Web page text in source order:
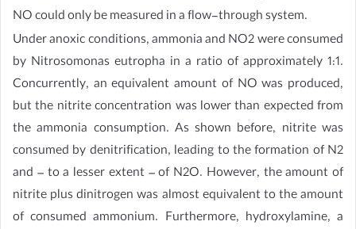
NO could only be measured in a flow-through system.
Under anoxic conditions, ammonia and NO2 were consumed
by Nitrosomonas eutropha in a ratio of approximately 1:1.
Concurrently, an equivalent amount of NO was produced,
but the nitrite concentration was lower than expected from
the ammonia consumption. As shown before, nitrite was
consumed by denitrification, leading to the formation of N2
and – to a lesser extent – of N2O. However, the amount of
nitrite plus dinitrogen was almost equivalent to the amount
of consumed ammonium. Furthermore, hydroxylamine, a